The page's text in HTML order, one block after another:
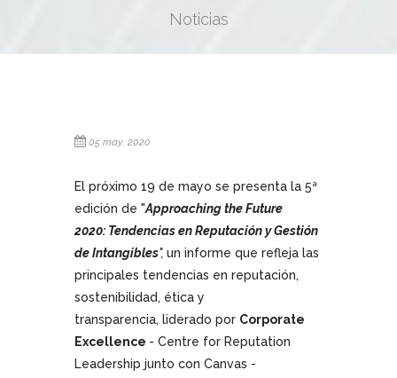
Noticias
05 may. 2020
El próximo 19 de mayo se presenta la 5ª
edición de "Approaching the Future
2020: Tendencias en Reputación y Gestión
de Intangibles", un informe que refleja las
principales tendencias en reputación,
sostenibilidad, ética y
transparencia, liderado por Corporate
Excellence - Centre for Reputation
Leadership junto con Canvas -